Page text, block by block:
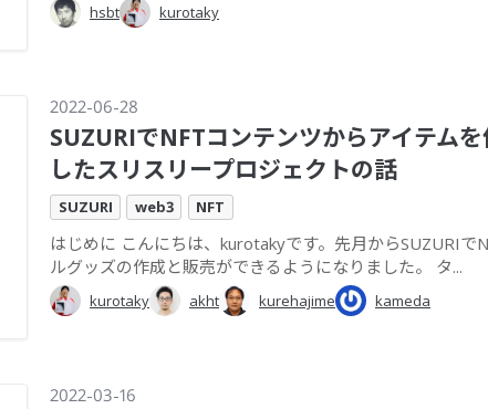
hsbt kurotaky
2022-06-28
SUZURIでNFTコンテンツからアイテム
したスリスリープロジェクトの話
SUZURI web3 NFT
はじめに こんにちは、kurotakyです。先月からSUZURIで
ルグッズの作成と販売ができるようになりました。 タ...
kurotaky akht kurehajime kameda
2022-03-16